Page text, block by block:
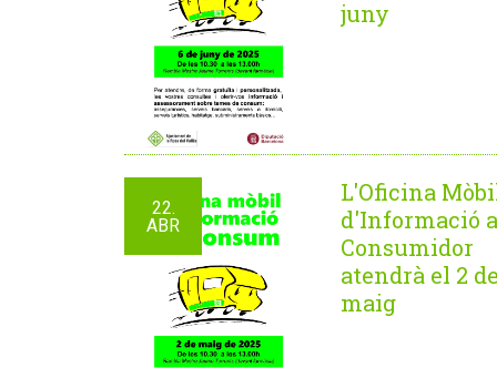
juny
22.
ABR
L'Oficina
d'Informació
Consumidor
atendrà el 2 de
maig